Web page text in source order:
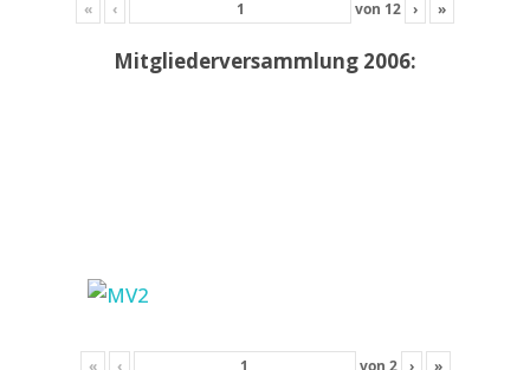
« ‹ von 12 › »
Mitgliederversammlung 2006: